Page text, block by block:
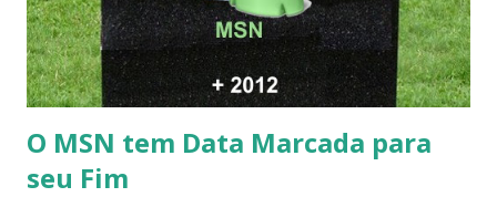
O MSN tem Data Marcada para
seu Fim